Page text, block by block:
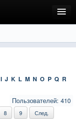
I J K L M N O P Q R
Пользователей: 410
8 9 След.